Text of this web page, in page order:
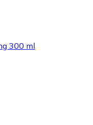
300 ml